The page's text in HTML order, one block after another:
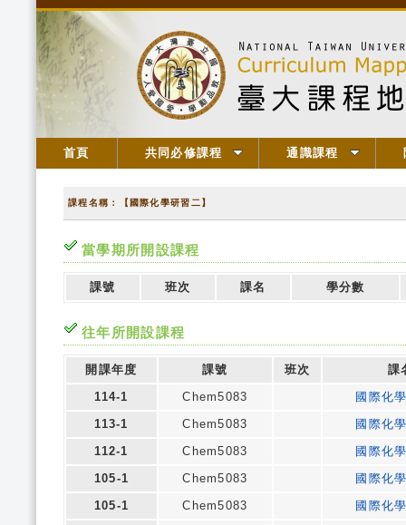
首頁 共同必修課程 通識課程
課程名稱：【國際化學研習二】
當學期所開設課程
課號 班次 課名 學分數
往年所開設課程
開課年度 課號 班次
課
114-1
Chem5083
國際化
113-1
Chem5083
國際化
112-1
Chem5083
國際化
105-1
Chem5083
國際化
105-1
Chem5083
國際化